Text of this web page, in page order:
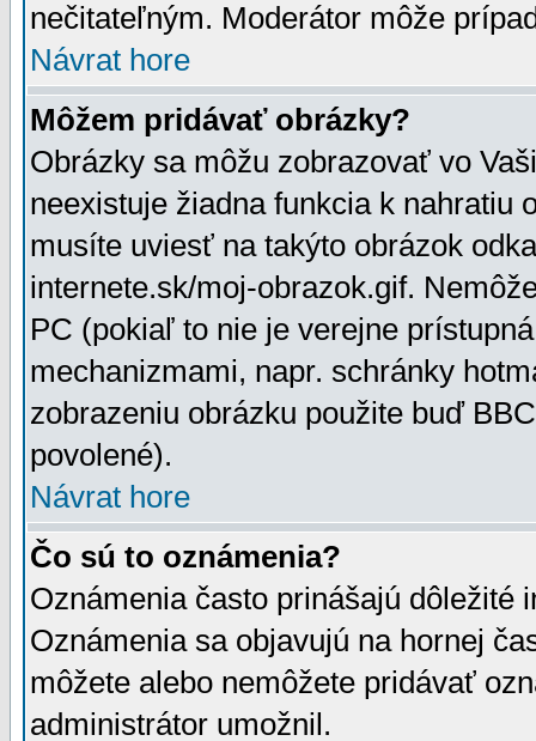
nečitateľným. Moderátor môže
Návrat hore
Môžem pridávať obrázky?
Obrázky sa môžu zobrazovať vo
neexistuje žiadna funkcia k nahratiu
musíte uviesť na takýto obrázok
internete.sk/moj-obrazok.gif.
PC (pokiaľ to nie je verejne
mechanizmami, napr. schránky
zobrazeniu obrázku použite buď
povolené).
Návrat hore
Čo sú to oznámenia?
Oznámenia často prinášajú dôležité
Oznámenia sa objavujú na hornej
môžete alebo nemôžete pridávať
administrátor umožnil.